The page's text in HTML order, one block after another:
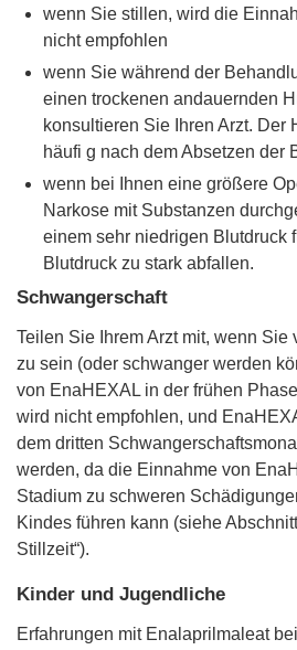
wenn Sie stillen, wird die
nicht empfohlen
wenn Sie während der
einen trockenen andauernden
konsultieren Sie Ihren Arzt. Der
häufi g nach dem Absetzen der
wenn bei Ihnen eine größere
Narkose mit Substanzen
einem sehr niedrigen Blutdruck
Blutdruck zu stark abfallen.
Schwangerschaft
Teilen Sie Ihrem Arzt mit, wenn Sie
zu sein (oder schwanger werden
von EnaHEXAL in der frühen
wird nicht empfohlen, und
dem dritten
werden, da die Einnahme von
Stadium zu schweren
Kindes führen kann (siehe
Stillzeit“).
Kinder und Jugendliche
Erfahrungen mit Enalaprilmaleat